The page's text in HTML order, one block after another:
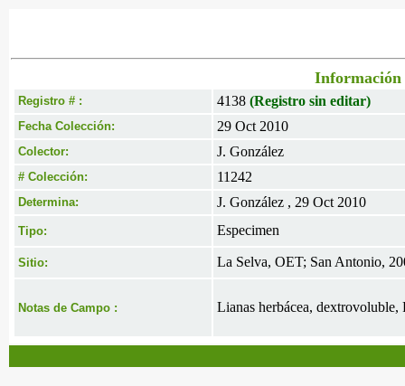
Información
Registro # : 4138 (Registro sin editar)
Fecha Colección: 29 Oct 2010
Colector: J. González
# Colección: 11242
Determina: J. González , 29 Oct 2010
Tipo: Especimen
Sitio: La Selva, OET; San Antonio,
Notas de Campo : Lianas herbácea, dextrovoluble,